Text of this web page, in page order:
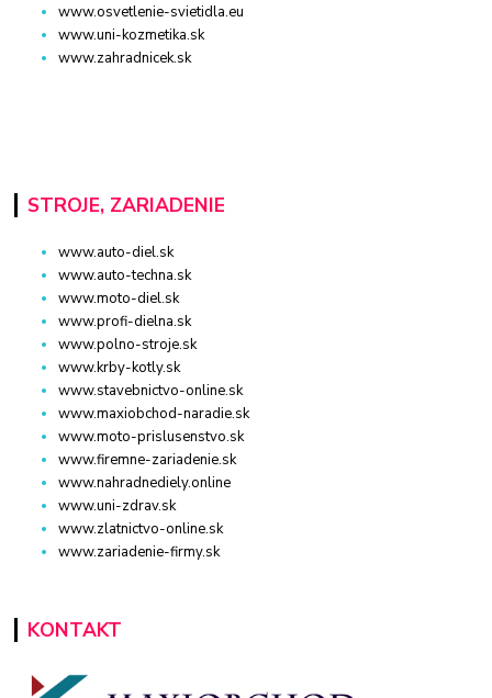
www.osvetlenie-svietidla.eu
www.uni-kozmetika.sk
www.zahradnicek.sk
STROJE, ZARIADENIE
www.auto-diel.sk
www.auto-techna.sk
www.moto-diel.sk
www.profi-dielna.sk
www.polno-stroje.sk
www.krby-kotly.sk
www.stavebnictvo-online.sk
www.maxiobchod-naradie.sk
www.moto-prislusenstvo.sk
www.firemne-zariadenie.sk
www.nahradnediely.online
www.uni-zdrav.sk
www.zlatnictvo-online.sk
www.zariadenie-firmy.sk
KONTAKT